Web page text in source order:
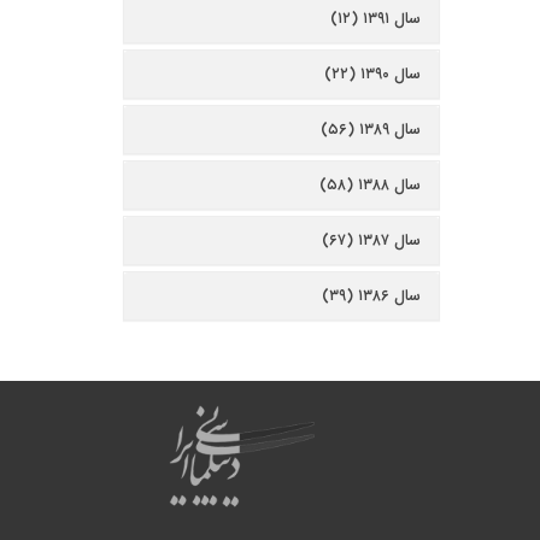
سال ۱۳۹۱ (۱۲)
سال ۱۳۹۰ (۲۲)
سال ۱۳۸۹ (۵۶)
سال ۱۳۸۸ (۵۸)
سال ۱۳۸۷ (۶۷)
سال ۱۳۸۶ (۳۹)